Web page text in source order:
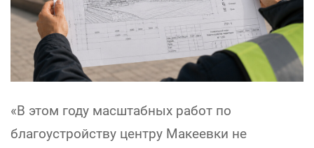
«В этом году масштабных работ по
благоустройству центру Макеевки не